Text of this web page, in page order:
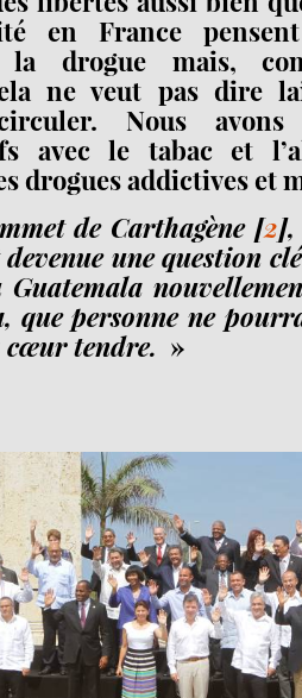
en France
la drogue mais,
ne veut pas dire
Nous avons
avec le tabac et
drogues addictives et
de Carthagène[2],
une question
que personne ne
tendre. »